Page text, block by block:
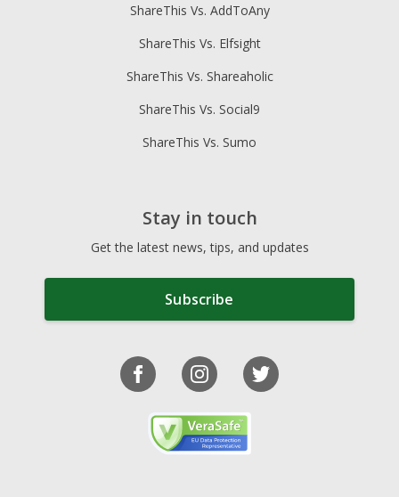
ShareThis Vs. AddToAny
ShareThis Vs. Elfsight
ShareThis Vs. Shareaholic
ShareThis Vs. Social9
ShareThis Vs. Sumo
Stay in touch
Get the latest news, tips, and updates
Subscribe